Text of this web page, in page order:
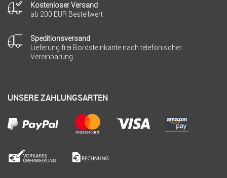
Kostenloser Versand
ab 200 EUR Bestellwert
Speditionsversand
Lieferung frei Bordsteinkante nach telefonischer
Vereinbarung
UNSERE ZAHLUNGSARTEN